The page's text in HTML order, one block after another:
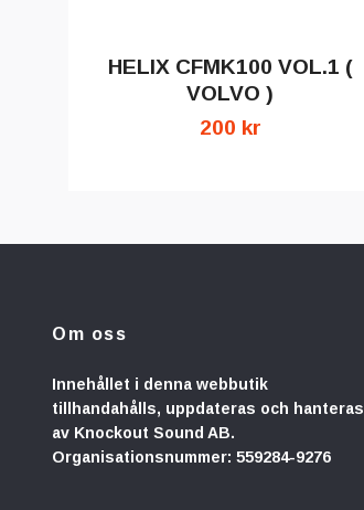
HELIX CFMK100 VOL.1 (
VOLVO )
200 kr
Om oss
Innehållet i denna webbutik
tillhandahålls, uppdateras och hanteras
av Knockout Sound AB.
Organisationsnummer: 559284-9276